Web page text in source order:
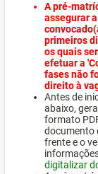
A pré-
assegurar
primeiros
os quais
efetuar a
fases não
direito à
Antes de
abaixo,
formato
documento
frente e o
digitalizar